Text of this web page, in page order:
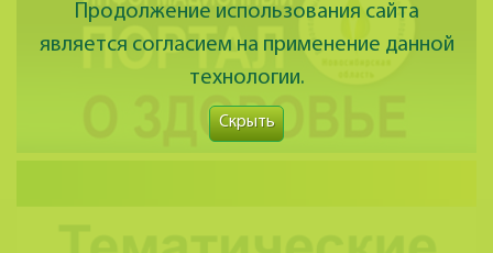
Продолжение использования сайта
является согласием на применение данной
технологии.
Скрыть